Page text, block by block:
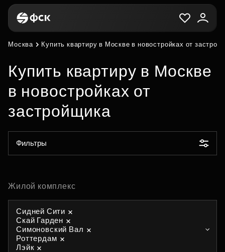
Москва Купить квартиру в Москве в новостройках от
Купить квартиру в Москве
в новостройках от
застройщика
Фильтры
Жилой комплекс
Сидней Сити
Скай Гарден
Симоновский Вал
Роттердам
Лэйк